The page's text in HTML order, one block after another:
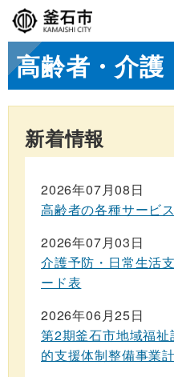
高齢者・介護
新着情報
2026年07月08日
高齢者の各種サービス
2026年07月03日
介護予防・日常生活
ード表
2026年06月25日
第2期釜石市地域福
的支援体制整備事業